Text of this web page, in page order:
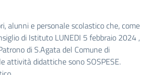
alunni e personale scolastico che, come
di Istituto LUNEDI 5 febbraio 2024 ,
di S.Agata del Comune di
attività didattiche sono SOSPESE.